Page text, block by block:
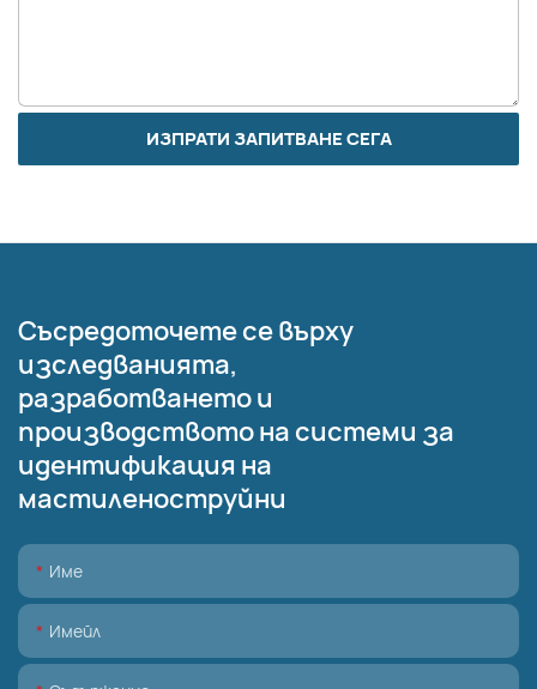
ИЗПРАТИ ЗАПИТВАНЕ СЕГА
Съсредоточете се върху
изследванията,
разработването и
производството на системи за
идентификация на
мастиленоструйни
Име
Имейл